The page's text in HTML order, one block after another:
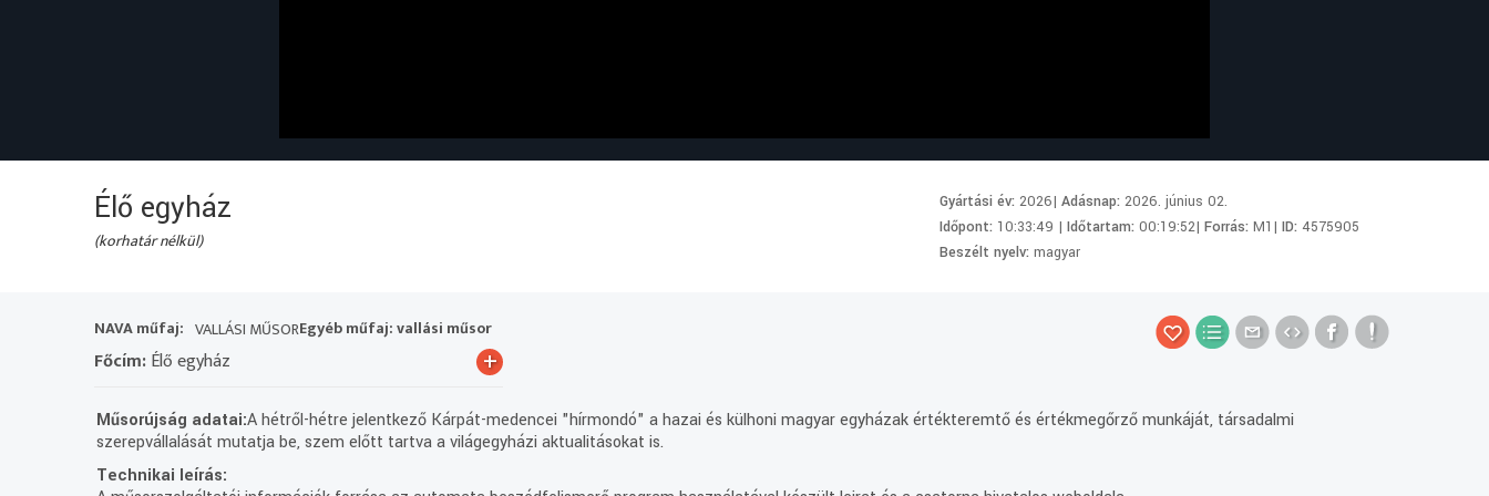
Élő egyház
(korhatár nélkül)
Gyártási év:2026|Adásnap:2026. június 02.
Időpont: 10:33:49 |Időtartam:00:19:52|Forrás:M1|ID:4575905
Beszélt nyelv:magyar
NAVA műfaj: VALLÁSI MŰSOREgyéb műfaj: vallási műsor
Főcím:Élő egyház +
Műsorújság adatai:A hétről-hétre jelentkező Kárpát-medencei "hírmondó" a hazai és külhoni magyar egyházak értékteremtő és értékmegőrző munkáját, társadalmi
szerepvállalását mutatja be, szem előtt tartva a világegyházi aktualitásokat is.
Technikai leírás: